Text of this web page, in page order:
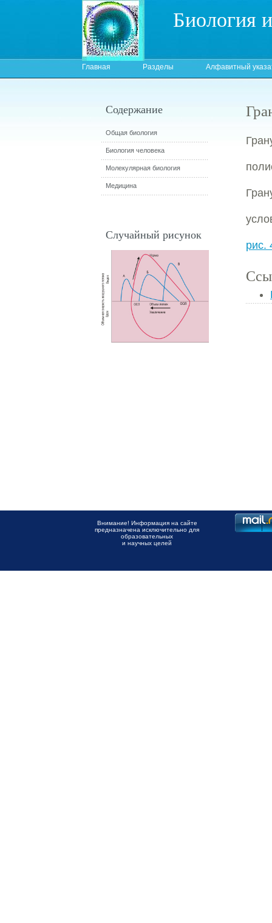
Биология
Главная Разделы Алфавитный
рис.
Содержание
Общая биология
Биология человека
Молекулярная биология
Медицина
Случайный рисунок
Внимание! Информация на сайте
предназначена исключительно для
образовательных
и научных целей